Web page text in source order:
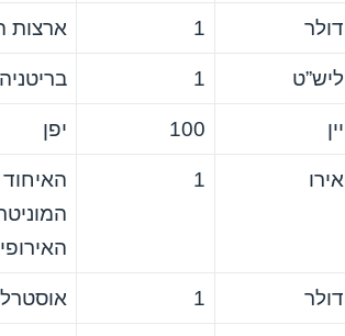
דולר 1 ארצות
ליש”ט 1 בריטניה
יין 100 יפן
אירו 1
האיחוד
האירופי
דולר 1